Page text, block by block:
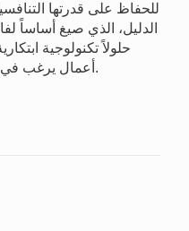
للحفاظ على قدرتها
الدليل، الذي صيغ أساساً
حلولاً تكنولوجية
أعمال يرغب في سبر أغوار نظام الملكية الفكرية.